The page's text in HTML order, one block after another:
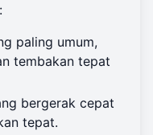
paling umum,
tembakan tepat
bergerak cepat
tepat.